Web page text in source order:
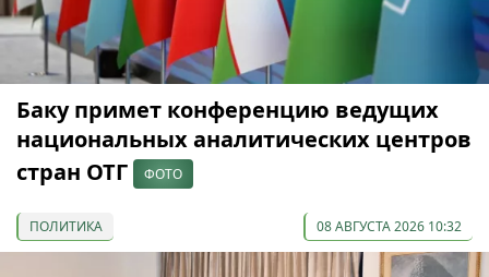
Баку примет конференцию ведущих
национальных аналитических центров
стран ОТГ
ФОТО
ПОЛИТИКА 08 АВГУСТА 2026 10:32